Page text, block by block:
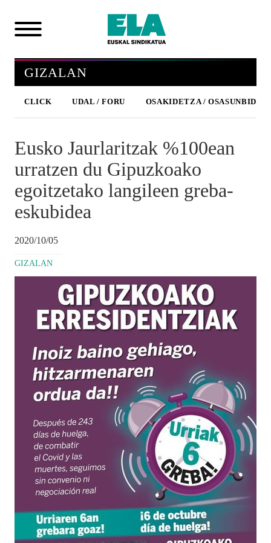
GIZALAN
CLICK UDAL / FORU OSAKIDETZA / OSASUNBIDEA
Eusko Jaurlaritzak %100ean
urratzen du Gipuzkoako
egoitzetako langileen greba-
eskubidea
2020/10/05
GIZALAN